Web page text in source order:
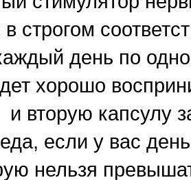
строгом
день по
хорошо
вторую капсулу
если у вас
нельзя